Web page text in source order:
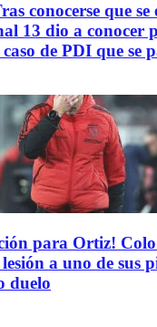
conocerse que se
13 dio a conocer
de PDI que se
para Ortiz!
a uno de sus
duelo